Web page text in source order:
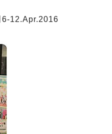
6-12.Apr.2016